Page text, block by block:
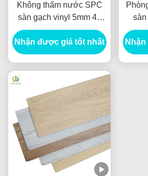
Không thấm nước SPC
sàn gạch vinyl 5mm 48
inch chống trầy xước sàn
SPC cho phòng tắm
Nhận được giá tốt nhất
sàn